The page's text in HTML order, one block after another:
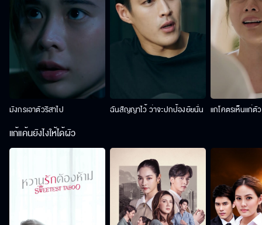
มังกรเอาตัวริสาไป ฉันสัญญาไว้ ว่าจะปกป้องยัยนั่น แกโคตรเห็นแก่ตั
แก้แค้นยังไงให้ได้ผัว